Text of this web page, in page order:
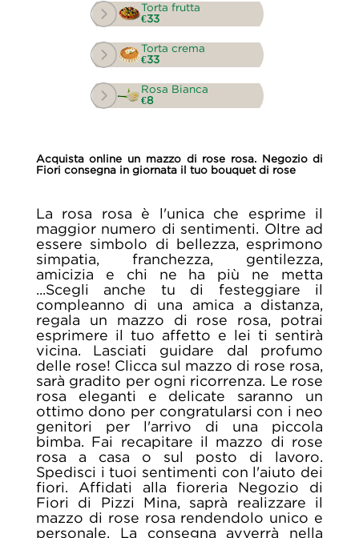
Torta frutta
€33
Torta crema
€33
Rosa Bianca
€8
Acquista online un mazzo di rose rosa. Negozio di
Fiori consegna in giornata il tuo bouquet di rose
La rosa rosa è l'unica che esprime il
maggior numero di sentimenti. Oltre ad
essere simbolo di bellezza, esprimono
simpatia, franchezza, gentilezza,
amicizia e chi ne ha più ne metta
...Scegli anche tu di festeggiare il
compleanno di una amica a distanza,
regala un mazzo di rose rosa, potrai
esprimere il tuo affetto e lei ti sentirà
vicina. Lasciati guidare dal profumo
delle rose! Clicca sul mazzo di rose rosa,
sarà gradito per ogni ricorrenza. Le rose
rosa eleganti e delicate saranno un
ottimo dono per congratularsi con i neo
genitori per l'arrivo di una piccola
bimba. Fai recapitare il mazzo di rose
rosa a casa o sul posto di lavoro.
Spedisci i tuoi sentimenti con l'aiuto dei
fiori. Affidati alla fioreria Negozio di
Fiori di Pizzi Mina, saprà realizzare il
mazzo di rose rosa rendendolo unico e
personale. La consegna avverrà nella